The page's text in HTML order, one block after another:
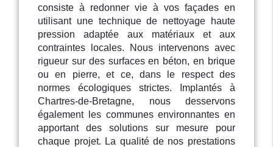
consiste à redonner vie à vos façades en
utilisant une technique de nettoyage haute
pression adaptée aux matériaux et aux
contraintes locales. Nous intervenons avec
rigueur sur des surfaces en béton, en brique
ou en pierre, et ce, dans le respect des
normes écologiques strictes. Implantés à
Chartres-de-Bretagne, nous desservons
également les communes environnantes en
apportant des solutions sur mesure pour
chaque projet. La qualité de nos prestations